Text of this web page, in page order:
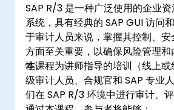
SAP R/3 是一种广泛使用的企业资
系统，具有经典的 SAP GUI 访问
于审计人员来说，掌握其控制、
方面至关重要，以确保风险管理
性。
本课程为讲师指导的培训（线上
级审计人员、合规官和 SAP 专业
们在 SAP R/3 环境中进行审计、评